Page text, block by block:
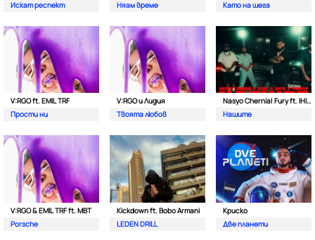
Искат респект
Няам време
Като на шега
V:RGO ft. EMIL TRF
Прости ни
V:RGO и Лидия
Твоята любов
Nasyo Chernia| Fury ft. IHITO & Pameca
Нашите
V:RGO & EMIL TRF ft. MBT
Porsche
Kickdown ft. Bobo Armani
LEDEN DRILL
Криско
Две планети